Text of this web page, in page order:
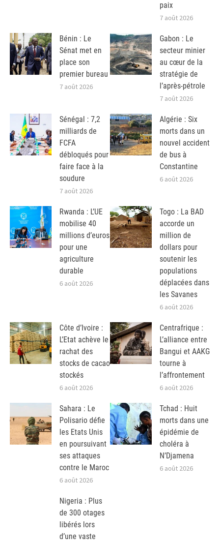
paix
7 août 2026
Bénin : Le
Sénat met en
place son
premier bureau
7 août 2026
Gabon : Le
secteur minier
au cœur de la
stratégie de
l’après-pétrole
7 août 2026
Sénégal : 7,2
milliards de
FCFA
débloqués pour
faire face à la
soudure
7 août 2026
Algérie : Six
morts dans un
nouvel accident
de bus à
Constantine
6 août 2026
Rwanda : L’UE
mobilise 40
millions d’euros
pour une
agriculture
durable
6 août 2026
Togo : La BAD
accorde un
million de
dollars pour
soutenir les
populations
déplacées dans
les Savanes
6 août 2026
Côte d’Ivoire :
L’Etat achève le
rachat des
stocks de cacao
stockés
6 août 2026
Centrafrique :
L’alliance entre
Bangui et AAKG
tourne à
l’affrontement
6 août 2026
Sahara : Le
Polisario défie
les Etats Unis
en poursuivant
ses attaques
contre le Maroc
6 août 2026
Tchad : Huit
morts dans une
épidémie de
choléra à
N’Djamena
6 août 2026
Nigeria : Plus
de 300 otages
libérés lors
d’une vaste